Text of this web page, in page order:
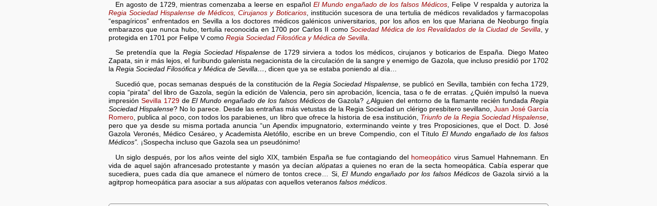
En agosto de 1729, mientras comenzaba a leerse en español El Mundo engañado de los falsos Médicos , Felipe V respalda y autoriza la
Regia Sociedad Hispalense de Médicos, Cirujanos y Boticarios, institución sucesora de una tertulia de médicos revalidados y farmacopolas
“espagíricos” enfrentados en Sevilla a los doctores médicos galénicos universitarios, por los años en los que Mariana de Neoburgo fingía
embarazos que nunca hubo, tertulia reconocida en 1700 por Carlos II comoSociedad Médica de los Revalidados de la Ciudad de Sevilla , y
protegida en 1701 por Felipe V como Regia Sociedad Filosófica y Médica de Sevilla
Se pretendía que la Regia Sociedad Hispalense de 1729 sirviera a todos los médicos, cirujanos y boticarios de España. Diego Mateo
Zapata, sin ir más lejos, el furibundo galenista negacionista de la circulación de la sangre y enemigo de Gazola, que incluso presidió por 1702
la Regia Sociedad Filosófica y Médica de Sevilla… , dicen que ya se estaba poniendo al día…
Sucedió que, pocas semanas después de la constitución de la Regia Sociedad Hispalense , se publicó en Sevilla, también con fecha 1729,
copia “pirata” del libro de Gazola, según la edición de Valencia, pero sin aprobación, licencia, tasa o fe de erratas. ¿Quién impulsó la nueva
impresión Sevilla 1729deEl Mundo engañado de los falsos Médicosde Gazola? ¿Alguien del entorno de la flamante recién fundadaRegia
Sociedad Hispalense? No lo parece. Desde las entrañas más vetustas de la Regia Sociedad un clérigo presbítero sevillano, Juan José García
Romero , publica al poco, con todos los parabienes, un libro que ofrece la historia de esa institución, Triunfo de la Regia Sociedad Hispalense
pero que ya desde su misma portada anuncia “un Apendix impugnatorio, exterminando veinte y tres Proposiciones, que el Doct. D. José
Gazola Veronés, Médico Cesáreo, y Academista Aletófilo, escribe en un breve Compendio, con el Título El Mundo engañado de los falsos
Médicos”. ¡Sospecha incluso que Gazola sea un pseudónimo!
Un siglo después, por los años veinte del siglo XIX, también España se fue contagiando del homeopático virus Samuel Hahnemann. En
vida de aquel sajón afrancesado protestante y masón ya decían alópatasa quienes no eran de la secta homeopática. Cabía esperar que
sucediera, pues cada día que amanece el número de tontos crece… Si,El Mundo engañado por los falsos Médicos de Gazola sirvió a la
agitprop homeopática para asociar a sus alópatas con aquellos veteranos falsos médicos